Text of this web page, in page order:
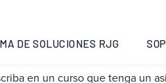
DE SOLUCIONES RJG
en un curso que tenga un